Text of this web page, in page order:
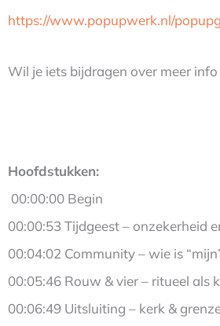
https://www.popupwerk.nl/
Wil je iets bijdragen over meer
Hoofdstukken:
00:00:00 Begin
00:00:53 Tijdgeest – onzekerheid
00:04:02 Community – wie is
00:05:46 Rouw & vier – ritueel als
00:06:49 Uitsluiting – kerk &